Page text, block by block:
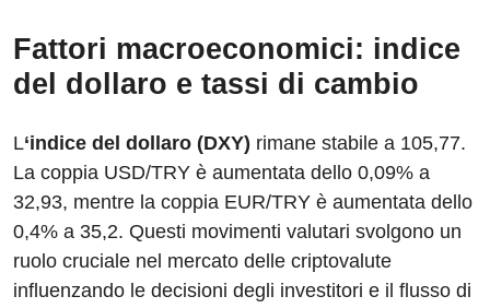
Fattori macroeconomici: indice
del dollaro e tassi di cambio
L‘indice del dollaro (DXY) rimane stabile a 105,77.
La coppia USD/TRY è aumentata dello 0,09% a
32,93, mentre la coppia EUR/TRY è aumentata dello
0,4% a 35,2. Questi movimenti valutari svolgono un
ruolo cruciale nel mercato delle criptovalute
influenzando le decisioni degli investitori e il flusso di